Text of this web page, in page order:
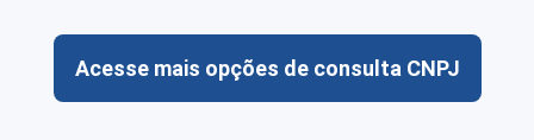
Acesse mais opções de consulta CNPJ